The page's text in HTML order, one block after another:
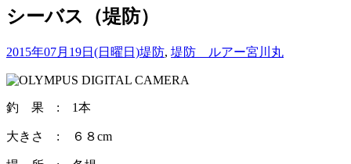
シーバス（堤防）
2015年07月19日(日曜日)堤防, 堤防 ルアー宮川丸
釣 果 : 1本
大きさ : ６８cm